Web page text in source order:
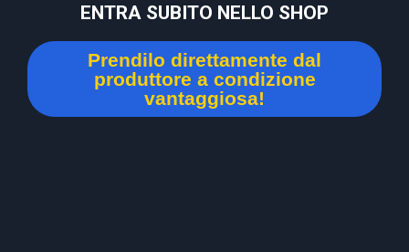
ENTRA SUBITO NELLO SHOP
Prendilo direttamente dal
produttore a condizione
vantaggiosa!